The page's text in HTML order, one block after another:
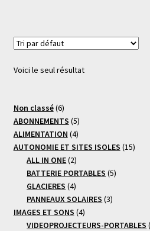
Voici le seul résultat
Non classé 66
produits
ABONNEMENTS 55
produits
ALIMENTATION 44
produits
AUTONOMIE ET SITES ISOLES 1515
ALL IN ONE 22
produits
BATTERIE PORTABLES 55
GLACIERES 44
produits
PANNEAUX SOLAIRES 33
IMAGES ET SONS 44
produits
VIDEOPROJECTEURS-PORTABLES